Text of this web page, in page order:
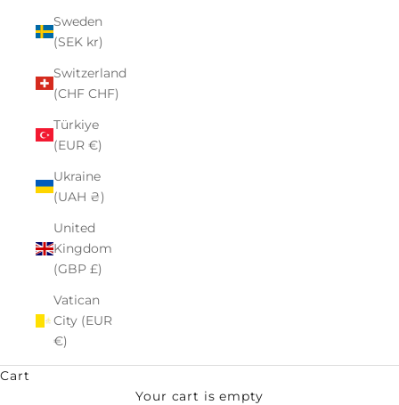
Sweden
(SEK kr)
Switzerland
(CHF CHF)
Türkiye
(EUR €)
Ukraine
(UAH ₴)
United
Kingdom
(GBP £)
Vatican
City (EUR
€)
Cart
Your cart is empty